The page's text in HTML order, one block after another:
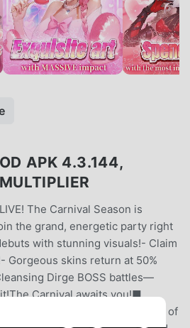
APK 4.3.144,
The Carnival Season is
the grand, energetic party right
with stunning visuals!- Claim
Gorgeous skins return at 50%
Dirge BOSS battles—
Carnival awaits you!■
Mimic Qi! The brightest star of